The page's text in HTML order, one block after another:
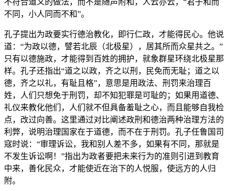
不同，小人同而不和”。
孔子提出为政要实行德治教化，即行仁政，才能得民心。他说
道：“为政以德，譬若北辰（北极星），居其所而众星共之。”
只有以德施政，才能得到百姓的拥护，就象群星环绕北极星那
样。孔子还指出“道之以政，齐之以刑，民免而无耻；道之以
德，齐之以礼，有耻且格”，意思是用政法、刑罚来治理百
姓，人们只想免于刑罚，却不知犯罪是可耻的；如果用道德、
礼仪来教化他们，人们就不但具备羞耻之心，而且能够自我检
点，改过向善。这里通过对比阐述政刑和德治两种治理方法的
利弊，说明治理国家在于道德，而不在于刑罚。孔子任鲁国司
寇时说：“审理诉讼，我和别人差不多，如果有不同，那就是
不发生诉讼啊！”指出为政者要把未来行为的准则引进到教育
中来，善化民众，才能使近在治下的人悦服，使远方的人归
附。